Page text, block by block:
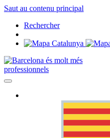
Saut au contenu principal
Rechercher
professionnels